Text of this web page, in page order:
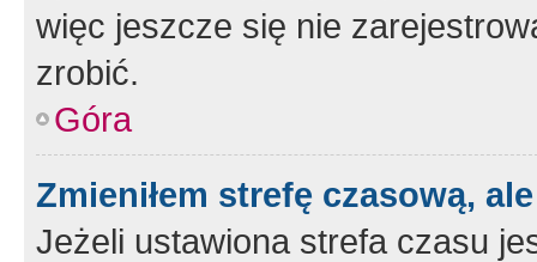
więc jeszcze się nie
zrobić.
Góra
Zmieniłem strefę czasową,
Jeżeli ustawiona strefa czasu